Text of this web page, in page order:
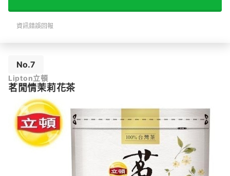
資訊錯誤回報
No.7
Lipton立頓
茗閒情茉莉花茶